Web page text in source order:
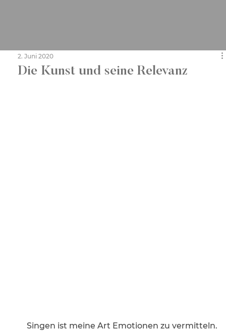
Die Kunst und seine Relevanz
2. Juni 2020
Singen ist meine Art Emotionen zu vermitteln.